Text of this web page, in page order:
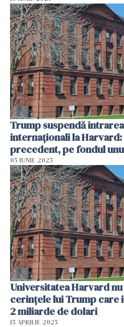
Trump suspendă
internaționali la
precedent, pe fondul
05 IUNIE 2025
Universitatea Harvard
cerinţele lui Trump care
2 miliarde de dolari
15 APRILIE 2025